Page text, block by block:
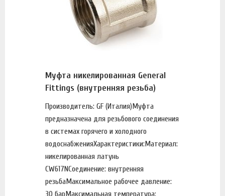
Муфта никелированная General
Fittings (внутренняя резьба)
Производитель: GF (Италия)Муфта
предназначена для резьбового соединения
в системах горячего и холодного
водоснабженияХарактеристики:Материал:
никелированная латунь
CW617NСоединение: внутренняя
резьбаМаксимальное рабочее давление:
30 барМаксимальная температура: